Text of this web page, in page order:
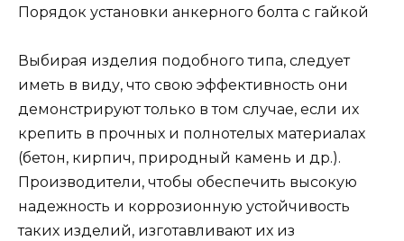
Порядок установки анкерного болта с гайкой
Выбирая изделия подобного типа, следует
иметь в виду, что свою эффективность они
демонстрируют только в том случае, если их
крепить в прочных и полнотелых материалах
(бетон, кирпич, природный камень и др.).
Производители, чтобы обеспечить высокую
надежность и коррозионную устойчивость
таких изделий, изготавливают их из